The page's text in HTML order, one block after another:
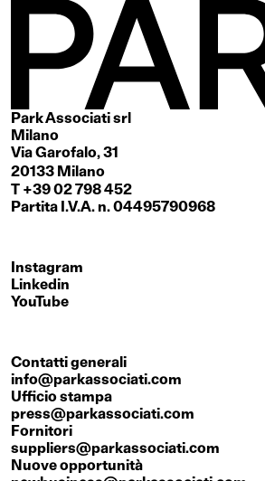
Park Associati srl
Milano
Via Garofalo, 31
20133 Milano
T +39 02 798 452
Partita I.V.A. n. 04495790968
Instagram
Linkedin
YouTube
Contatti generali
info@parkassociati.com
Ufficio stampa
press@parkassociati.com
Fornitori
suppliers@parkassociati.com
Nuove opportunità